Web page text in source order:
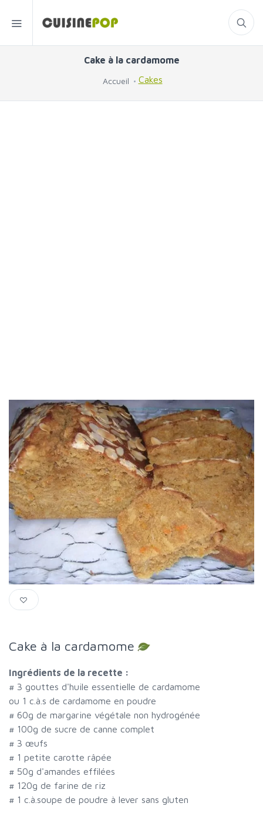
Cake à la cardamome
Accueil Cakes
Cake à la cardamome
Ingrédients de la recette :
# 3 gouttes d'huile essentielle de cardamome
ou 1 c.à.s de cardamome en poudre
# 60g de margarine végétale non hydrogénée
# 100g de sucre de canne complet
# 3 œufs
# 1 petite carotte râpée
# 50g d'amandes effilées
# 120g de farine de riz
# 1 c.à.soupe de poudre à lever sans gluten